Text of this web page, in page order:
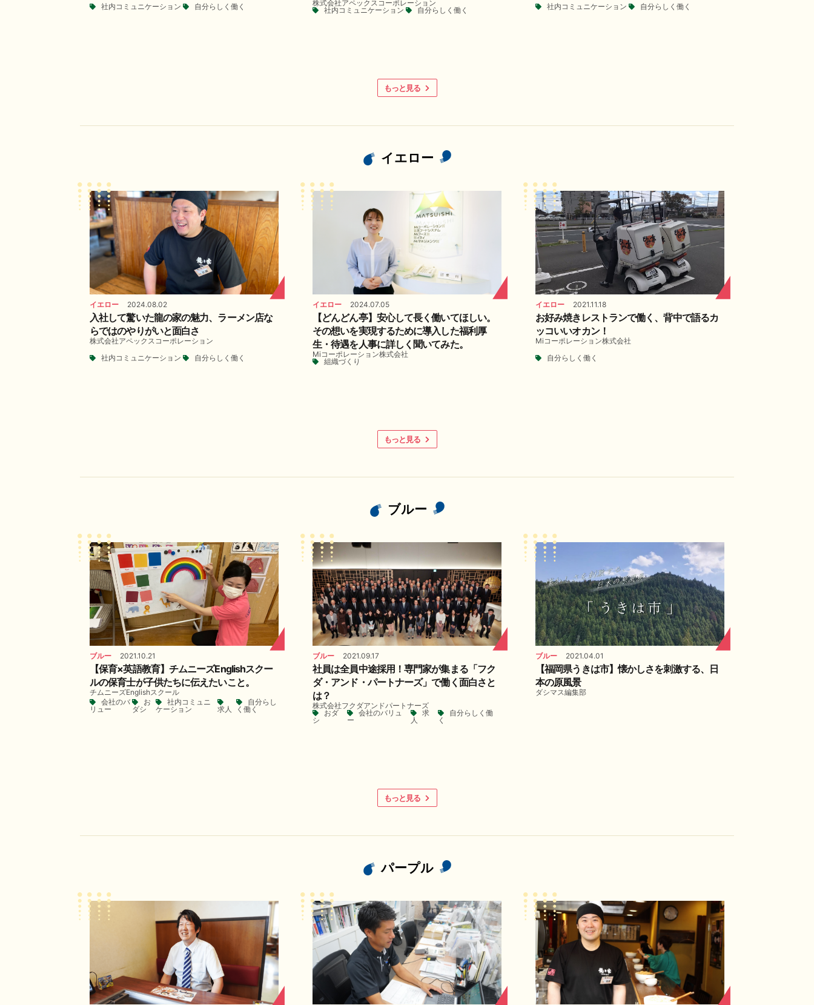
社内コミュニケーション
自分らしく働く
株式会社アペックスコーポレーション
社内コミュニケーション
自分らしく働く
社内コミュニケーション
自分らしく働く
もっと見る
イエロー
イエロー 2024.08.02
入社して驚いた龍の家の魅力、ラーメン店な
らではのやりがいと面白さ
株式会社アペックスコーポレーション
社内コミュニケーション
自分らしく働く
イエロー 2024.07.05
【どんどん亭】安心して長く働いてほしい。
その想いを実現するために導入した福利厚
生・待遇を人事に詳しく聞いてみた。
Miコーポレーション株式会社
組織づくり
イエロー 2021.11.18
お好み焼きレストランで働く、背中で語るカ
ッコいいオカン！
Miコーポレーション株式会社
自分らしく働く
もっと見る
ブルー
ブルー 2021.10.21
【保育×英語教育】チムニーズEnglishスクー
ルの保育士が子供たちに伝えたいこと。
チムニーズEnglishスクール
会社のバ
リュー
お
ダシ
社内コミュニ
ケーション
求人
自分らし
く働く
ブルー 2021.09.17
社員は全員中途採用！専門家が集まる「フク
ダ・アンド・パートナーズ」で働く面白さと
は？
株式会社フクダアンドパートナーズ
おダ
シ
会社のバリュ
ー
求
人
自分らしく働
く
ブルー 2021.04.01
【福岡県うきは市】懐かしさを刺激する、日
本の原風景
ダシマス編集部
もっと見る
パープル